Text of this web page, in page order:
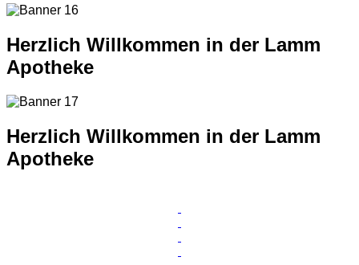
Herzlich Willkommen in der Lamm
Apotheke
Herzlich Willkommen in der Lamm
Apotheke